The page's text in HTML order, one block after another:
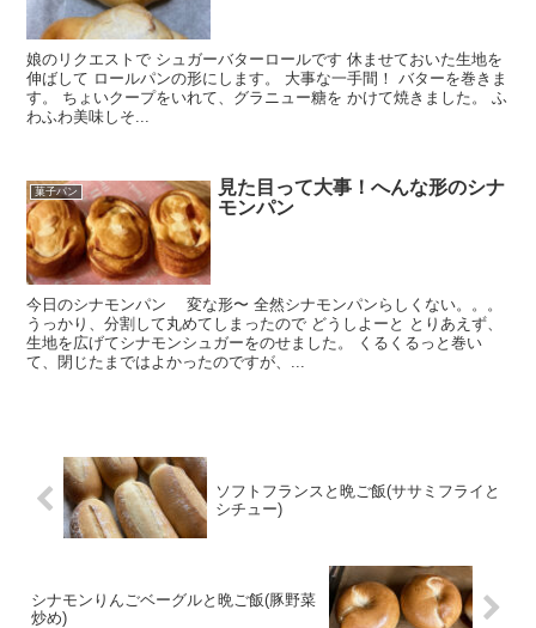
娘のリクエストで シュガーバターロールです 休ませておいた生地を
伸ばして ロールパンの形にします。 大事な一手間！ バターを巻きま
す。 ちょいクープをいれて、グラニュー糖を かけて焼きました。 ふ
わふわ美味しそ...
菓子パン
見た目って大事！へんな形のシナ
モンパン
今日のシナモンパン 変な形〜 全然シナモンパンらしくない。。。
うっかり、分割して丸めてしまったので どうしよーと とりあえず、
生地を広げてシナモンシュガーをのせました。 くるくるっと巻い
て、閉じたまではよかったのですが、...
ソフトフランスと晩ご飯(ササミフライと
シチュー)
シナモンりんごベーグルと晩ご飯(豚野菜
炒め)